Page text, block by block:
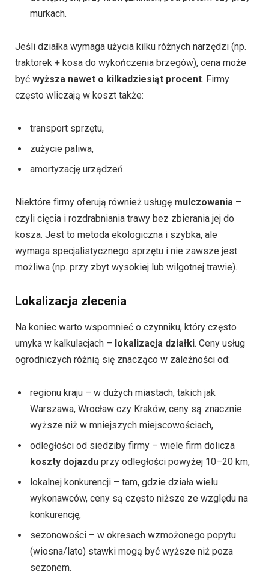
murkach.
Jeśli działka wymaga użycia kilku różnych narzędzi (np.
traktorek + kosa do wykończenia brzegów), cena może
być wyższa nawet o kilkadziesiąt procent. Firmy
często wliczają w koszt także:
transport sprzętu,
zużycie paliwa,
amortyzację urządzeń.
Niektóre firmy oferują również usługę mulczowania –
czyli cięcia i rozdrabniania trawy bez zbierania jej do
kosza. Jest to metoda ekologiczna i szybka, ale
wymaga specjalistycznego sprzętu i nie zawsze jest
możliwa (np. przy zbyt wysokiej lub wilgotnej trawie).
Lokalizacja zlecenia
Na koniec warto wspomnieć o czynniku, który często
umyka w kalkulacjach – lokalizacja działki. Ceny usług
ogrodniczych różnią się znacząco w zależności od:
regionu kraju – w dużych miastach, takich jak
Warszawa, Wrocław czy Kraków, ceny są znacznie
wyższe niż w mniejszych miejscowościach,
odległości od siedziby firmy – wiele firm dolicza
koszty dojazdu przy odległości powyżej 10–20 km,
lokalnej konkurencji – tam, gdzie działa wielu
wykonawców, ceny są często niższe ze względu na
konkurencję,
sezonowości – w okresach wzmożonego popytu
(wiosna/lato) stawki mogą być wyższe niż poza
sezonem.